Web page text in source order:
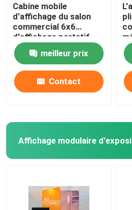
Cabine mobile
d'affichage du salon
commercial 6x6
d'affichage portatif
d'exposition pour
l'événementmeilleur prix
Contact
Affichage modulaire